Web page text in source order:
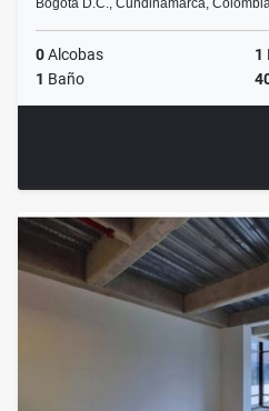
Bogotá D.C., Cundinamarca,
0Alcobas 1
1 Baño